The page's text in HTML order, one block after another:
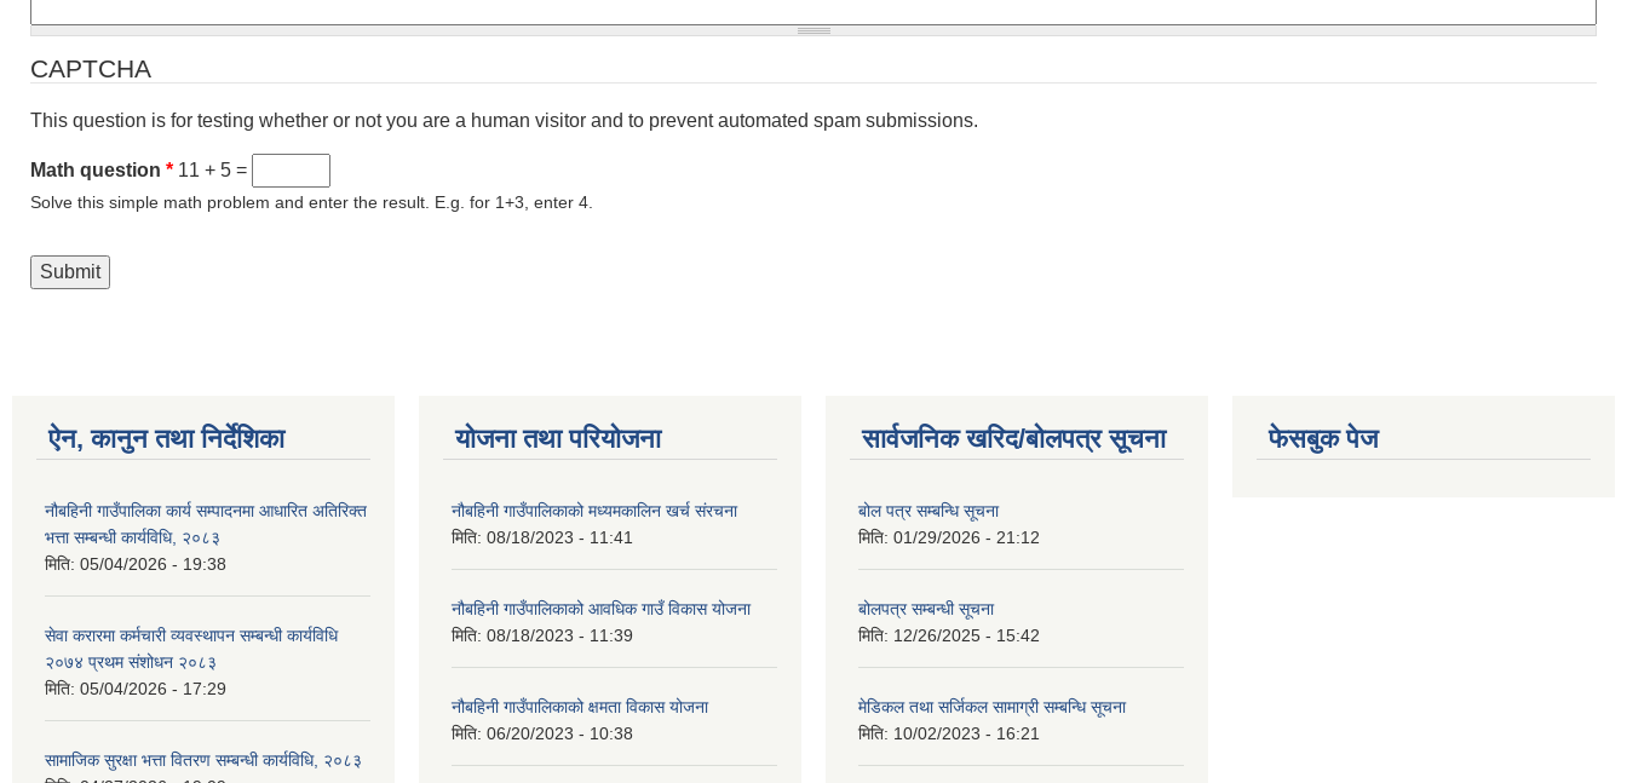
CAPTCHA
This question is for testing whether or not you are a human visitor and to prevent automated spam submissions.
Math question * 11 + 5 =
Solve this simple math problem and enter the result. E.g. for 1+3, enter 4.
ऐन, कानुन तथा निर्देशिका
नौबहिनी गाउँपालिका कार्य सम्पादनमा आधारित अतिरिक्त
भत्ता सम्बन्धी कार्यविधि, २०८३
मिति: 05/04/2026 - 19:38
सेवा करारमा कर्मचारी व्यवस्थापन सम्बन्धी कार्यविधि
२०७४ प्रथम संशोधन २०८३
मिति: 05/04/2026 - 17:29
सामाजिक सुरक्षा भत्ता वितरण सम्बन्धी कार्यविधि, २०८३
योजना तथा परियोजना
नौबहिनी गाउँपालिकाको मध्यमकालिन खर्च संरचना
मिति: 08/18/2023 - 11:41
नौबहिनी गाउँपालिकाको आवधिक गाउँ विकास योजना
मिति: 08/18/2023 - 11:39
नौबहिनी गाउँपालिकाको क्षमता विकास योजना
मिति: 06/20/2023 - 10:38
सार्वजनिक खरिद/बोलपत्र सूचना
बोल पत्र सम्बन्धि सूचना
मिति: 01/29/2026 - 21:12
बोलपत्र सम्बन्धी सूचना
मिति: 12/26/2025 - 15:42
मेडिकल तथा सर्जिकल सामाग्री सम्बन्धि सूचना
मिति: 10/02/2023 - 16:21
फेसबुक पेज